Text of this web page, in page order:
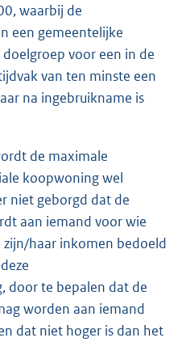
waarbij de
een gemeentelijke
voor een in de
van ten minste een
na ingebruikname is
de maximale
koopwoning wel
niet geborgd dat de
aan iemand voor wie
haar inkomen bedoeld
door te bepalen dat de
worden aan iemand
dat niet hoger is dan het